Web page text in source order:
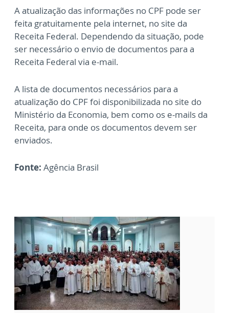
A atualização das informações no CPF pode ser
feita gratuitamente pela internet, no site da
Receita Federal. Dependendo da situação, pode
ser necessário o envio de documentos para a
Receita Federal via e-mail.
A lista de documentos necessários para a
atualização do CPF foi disponibilizada no site do
Ministério da Economia, bem como os e-mails da
Receita, para onde os documentos devem ser
enviados.
Fonte: Agência Brasil